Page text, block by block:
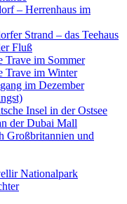
– Herrenhaus im
Strand – das Teehaus
Fluß
Trave im Sommer
Trave im Winter
im Dezember
Insel in der Ostsee
der Dubai Mall
Großbritannien und
Nationalpark